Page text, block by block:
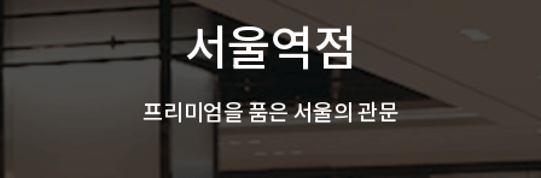
서울역점
프리미엄을 품은 서울의 관문